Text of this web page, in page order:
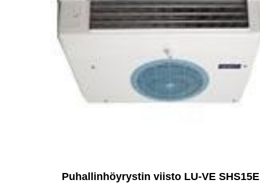
Puhallinhöyrystin viisto LU-VE SHS15E